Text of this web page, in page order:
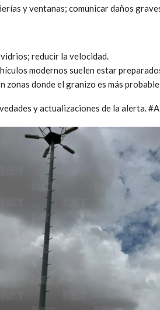
y ventanas; comunicar daños
reducir la velocidad.
modernos suelen estar
zonas donde el granizo es más
y actualizaciones de la alerta.